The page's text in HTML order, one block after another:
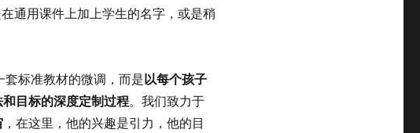
通用课件上加上学生的名字，或是稍
套标准教材的微调，而是以每个孩子
目标的深度定制过程。我们致力于
，在这里，他的兴趣是引力，他的目